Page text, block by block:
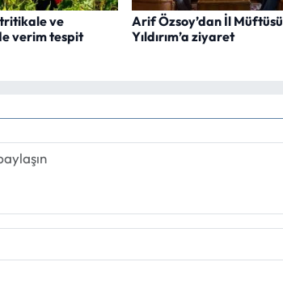
ve
verim tespit
Arif Özsoy’dan İl Müftüsü
Yıldırım’a ziyaret